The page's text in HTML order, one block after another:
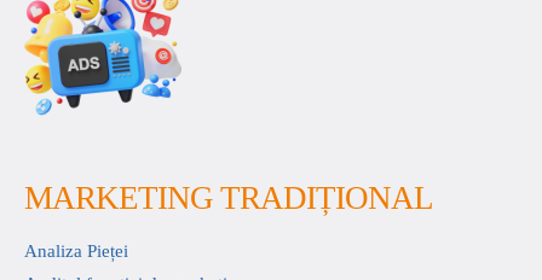
MARKETING TRADIȚIONAL
Analiza Pieței